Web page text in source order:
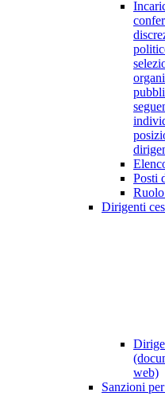
Posti
Dirigenti
web)
Sanzioni